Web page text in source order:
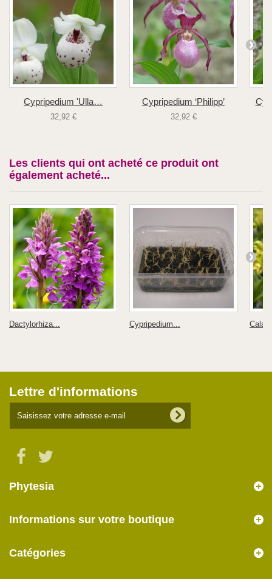
Cypripedium 'Ulla…
32,92 €
Cypripedium ‘Philipp’
32,92 €
Les clients qui ont acheté ce produit ont
également acheté...
Dactylorhiza... Cypripedium...
Lettre d'informations
Phytesia
Informations sur votre boutique
Catégories